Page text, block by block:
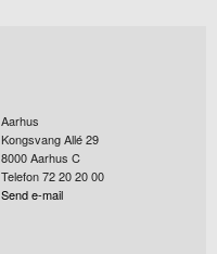
Aarhus
Kongsvang Allé 29
8000Aarhus C
Telefon 72 20 20 00
Send e-mail